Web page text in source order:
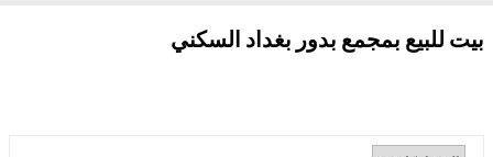
بيت للبيع بمجمع بدور بغداد السكني